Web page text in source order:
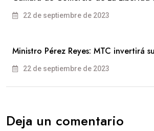
22 de septiembre de 2023
Ministro Pérez Reyes: MTC invertirá
22 de septiembre de 2023
Deja un comentario